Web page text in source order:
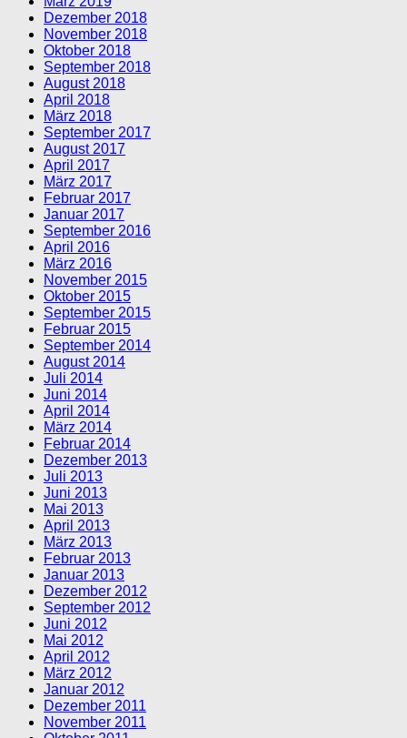
Dezember 2018
November 2018
Oktober 2018
September 2018
August 2018
April 2018
März 2018
September 2017
August 2017
April 2017
März 2017
Februar 2017
Januar 2017
September 2016
April 2016
März 2016
November 2015
Oktober 2015
September 2015
Februar 2015
September 2014
August 2014
Juli 2014
Juni 2014
April 2014
März 2014
Februar 2014
Dezember 2013
Juli 2013
Juni 2013
Mai 2013
April 2013
März 2013
Februar 2013
Januar 2013
Dezember 2012
September 2012
Juni 2012
Mai 2012
April 2012
März 2012
Januar 2012
Dezember 2011
November 2011